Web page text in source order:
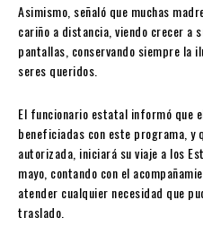
Asimismo, señaló que muchas
cariño a distancia, viendo crecer a
pantallas, conservando siempre la
seres queridos.
El funcionario estatal informó que
beneficiadas con este programa, y
autorizada, iniciará su viaje a los
mayo, contando con el
atender cualquier necesidad que
traslado.